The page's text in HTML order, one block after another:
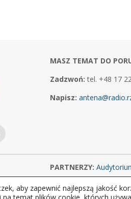
MASZ TEMAT DO
Zadzwoń: tel. +48 17
Napisz:
PARTNERZY:
Rzeszów S.A. w likwidacj.
aby zapewnić najlepszą jakość